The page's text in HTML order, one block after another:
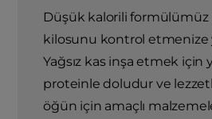
Düşük kalorili
kilosunu kontrol etmenize
Yağsız kas inşa etmek için
proteinle doludur ve
öğün için amaçlı